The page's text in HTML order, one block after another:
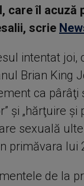
care îl acuză
scrie
intentat joi,
Brian King
ca pârâţi
şi „hărţuire
sexuală
primăvara lui
de la